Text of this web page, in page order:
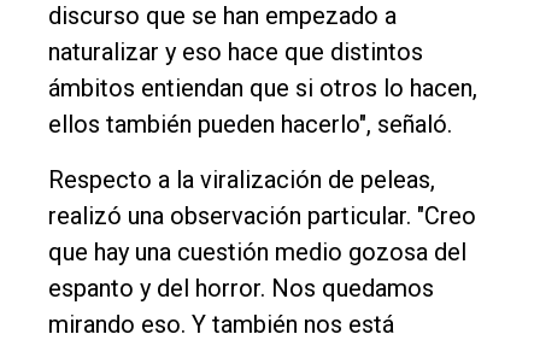
discurso que se han empezado a
naturalizar y eso hace que distintos
ámbitos entiendan que si otros lo hacen,
ellos también pueden hacerlo", señaló.
Respecto a la viralización de peleas,
realizó una observación particular. "Creo
que hay una cuestión medio gozosa del
espanto y del horror. Nos quedamos
mirando eso. Y también nos está